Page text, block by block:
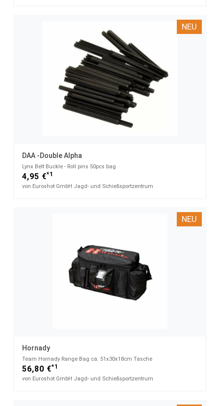
NEU
DAA -Double Alpha
Lynx Belt Buckle - Roll pins​ 50pcs bag
4,95 €*1
von Euroshot GmbH Jagd- und Schießsportzentrum
NEU
Hornady
Team Hornady Range Bag​ ca. 51x30x18cm Tasche
56,80 €*1
von Euroshot GmbH Jagd- und Schießsportzentrum